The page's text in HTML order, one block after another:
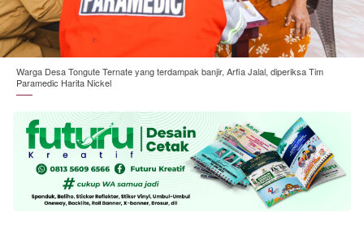
Warga Desa Tongute Ternate yang terdampak banjir, Arfia Jalal, diperiksa Tim
Paramedic Harita Nickel